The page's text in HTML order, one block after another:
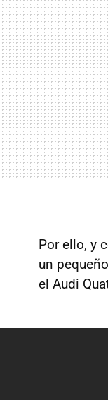
Por ello, y
un
el Audi